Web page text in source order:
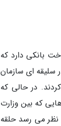
بانکی دارد که
سلیقه ای سازمان
در حالی که
که بین وزارت
نظر می رسد حلقه